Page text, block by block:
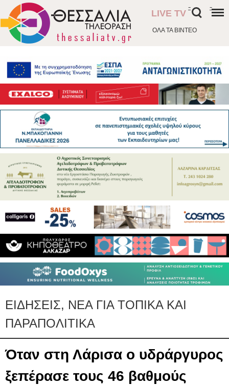
ΟΛΑ ΤΑ ΒΙΝΤΕΟ
LIVE TV
- -
ΕΙΔΗΣΕΙΣ, ΝΕΑ ΓΙΑ ΤΟΠΙΚΑ ΚΑΙ
ΠΑΡΑΠΟΛΙΤΙΚΑ
Όταν στη Λάρισα ο υδράργυρος
ξεπέρασε τους 46 βαθμούς